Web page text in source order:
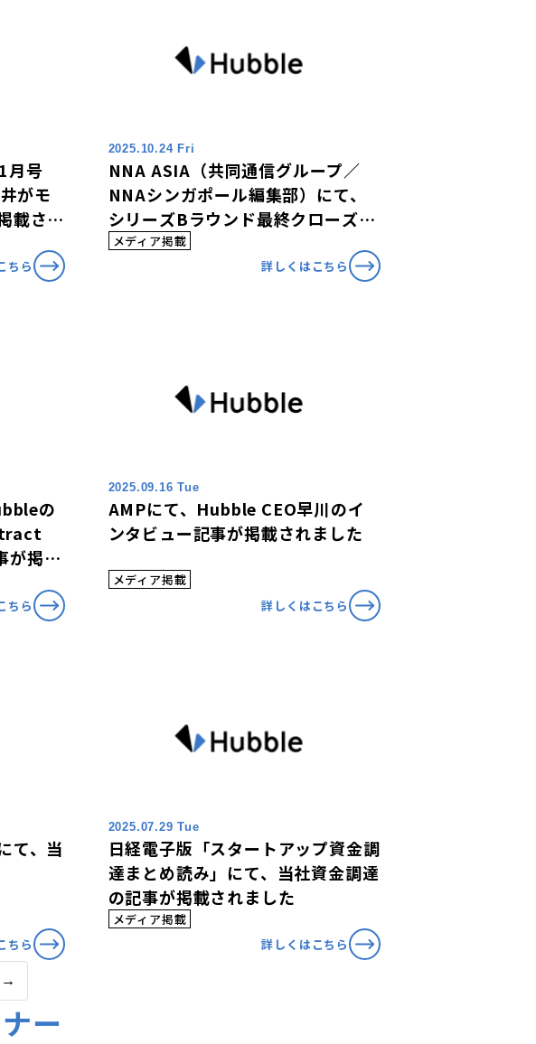
月号
がモ
載され
ちら
2025.10.24 Fri
NNA ASIA（共同通信グループ／
NNAシンガポール編集部）にて、
シリーズBラウンド最終クローズに
ついて掲載されました。
メディア掲載
詳しくはこちら
の
が掲載
ちら
2025.09.16 Tue
AMPにて、Hubble CEO早川のイ
ンタビュー記事が掲載されました
メディア掲載
詳しくはこちら
て、当
ちら
2025.07.29 Tue
日経電子版「スタートアップ資金調
達まとめ読み」にて、当社資金調達
の記事が掲載されました
メディア掲載
詳しくはこちら
→
ー